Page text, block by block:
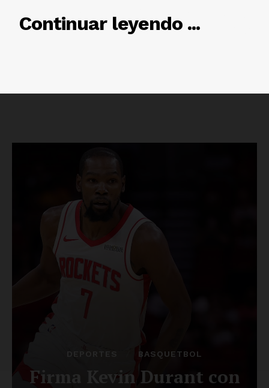
Luces
Continuar leyendo ...
RELACIONADO